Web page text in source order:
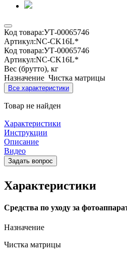
Код товара:УТ-00065746
Артикул:NC-CK16L*
Код товара:УТ-00065746
Артикул:NC-CK16L*
Вес (брутто), кг
Назначение Чистка матрицы
Все характеристики
Товар не найден
Характеристики
Инструкции
Описание
Видео
Задать вопрос
Характеристики
Средства по уходу за
Назначение
Чистка матрицы